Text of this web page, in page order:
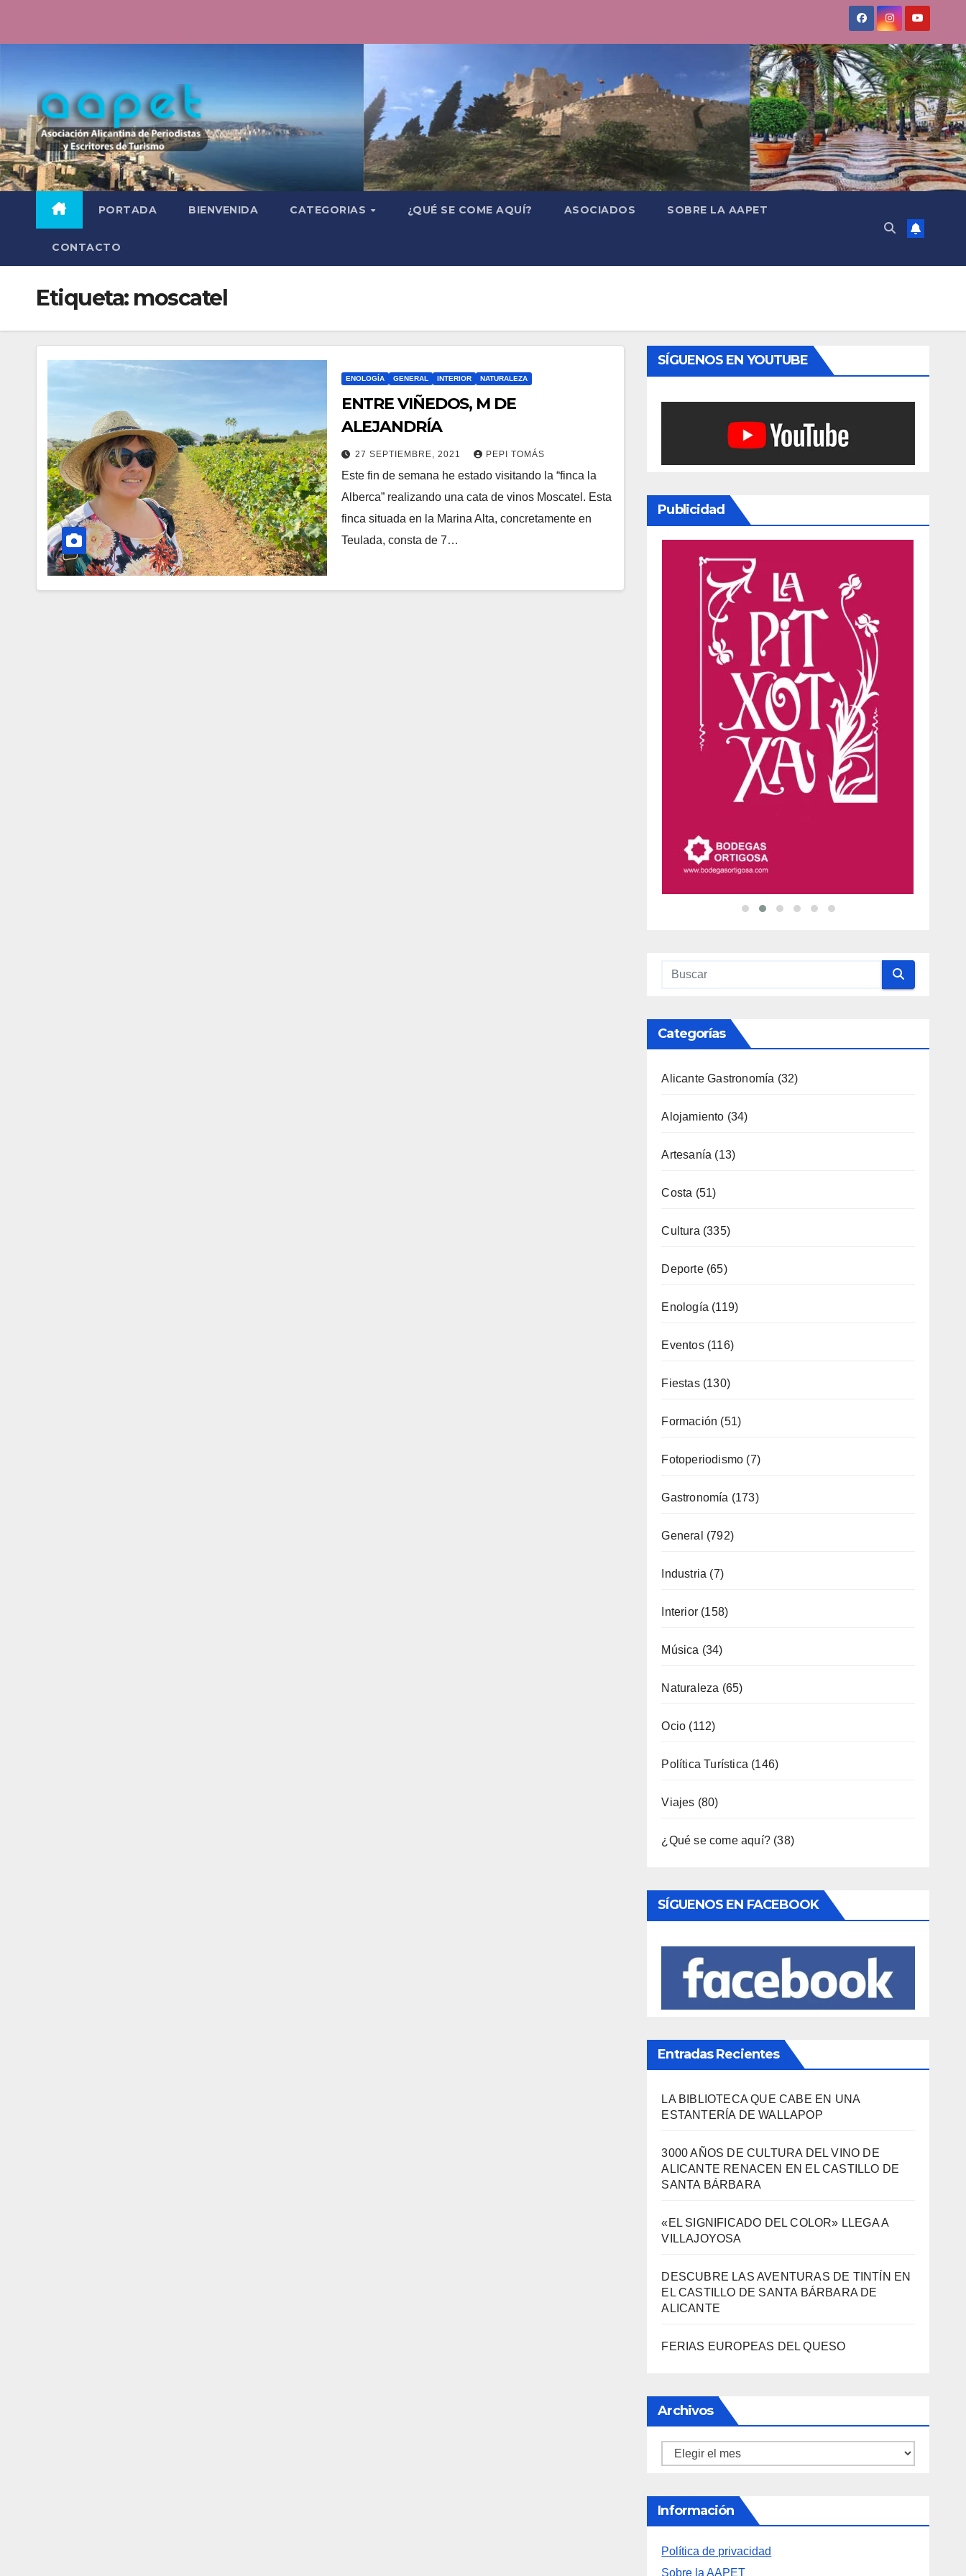
PORTADA BIENVENIDA CATEGORIAS ¿QUÉ SE COME AQUÍ? ASOCIADOS SOBRE LA AAPET
CONTACTO
Etiqueta: moscatel
ENOLOGÍA GENERAL INTERIOR NATURALEZA
ENTRE VIÑEDOS, M DE
ALEJANDRÍA
27 SEPTIEMBRE, 2021 PEPI TOMÁS
Este fin de semana he estado visitando la “finca la
Alberca” realizando una cata de vinos Moscatel. Esta
finca situada en la Marina Alta, concretamente en
Teulada, consta de 7…
SÍGUENOS EN YOUTUBE
Publicidad
Categorías
Alicante Gastronomía (32)
Alojamiento (34)
Artesanía (13)
Costa (51)
Cultura (335)
Deporte(65)
Enología (119)
Eventos(116)
Fiestas(130)
Formación (51)
Fotoperiodismo (7)
Gastronomía (173)
General (792)
Industria (7)
Interior(158)
Música (34)
Naturaleza (65)
Ocio (112)
Política Turística (146)
Viajes (80)
¿Qué se come aquí?(38)
SÍGUENOS EN FACEBOOK
Entradas Recientes
LA BIBLIOTECA QUE CABE EN UNA
ESTANTERÍA DE WALLAPOP
3000 AÑOS DE CULTURA DEL VINO DE
ALICANTE RENACEN EN EL CASTILLO DE
SANTA BÁRBARA
«EL SIGNIFICADO DEL COLOR» LLEGA A
VILLAJOYOSA
DESCUBRE LAS AVENTURAS DE TINTÍN EN
EL CASTILLO DE SANTA BÁRBARA DE
ALICANTE
FERIAS EUROPEAS DEL QUESO
Archivos
Archivos
Información
Política de privacidad
Sobre la AAPET